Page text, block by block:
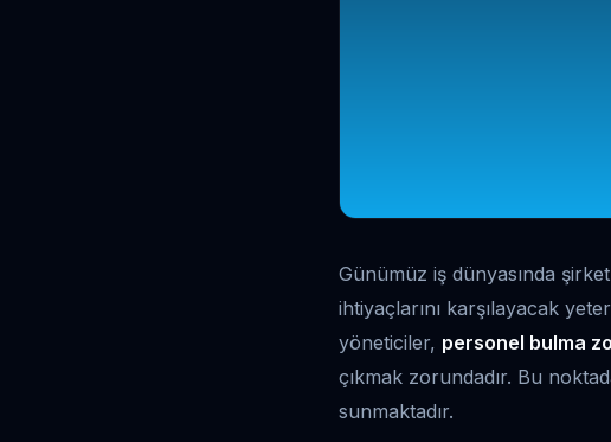
Günümüz iş dünyasında
ihtiyaçlarını karşılayacak
yöneticiler, personel bulma
çıkmak zorundadır. Bu
sunmaktadır.